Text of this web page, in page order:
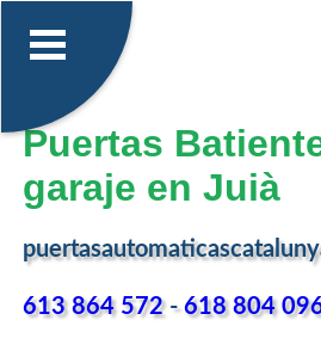
Puertas
garaje en Juià
613 864 572-618 804